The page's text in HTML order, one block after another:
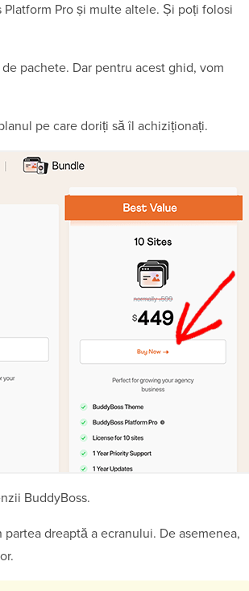
Pro și multe altele. Și poți folosi
pachete. Dar pentru acest ghid, vom
pe care doriți să îl achiziționați.
BuddyBoss.
dreaptă a ecranului. De asemenea,